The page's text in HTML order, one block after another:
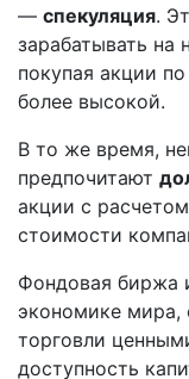
— спекуляция.
зарабатывать на
покупая акции
более высокой.
В то же время,
предпочитают
акции с
стоимости
Фондовая биржа
экономике мира,
торговли
доступность